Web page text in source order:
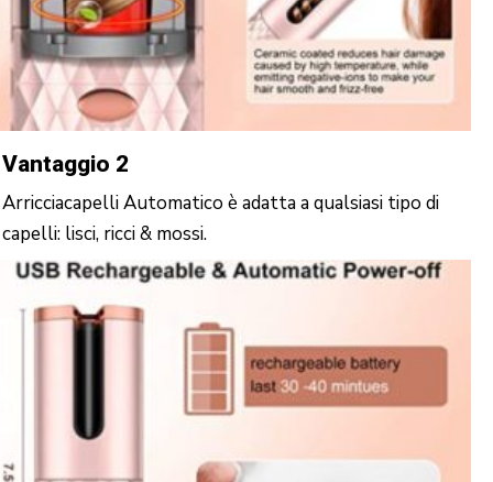
Vantaggio 2
Arricciacapelli Automatico è adatta a qualsiasi tipo di
capelli: lisci, ricci & mossi.